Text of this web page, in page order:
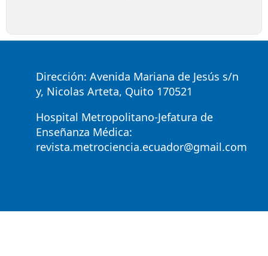
Dirección: Avenida Mariana de Jesús s/n
y, Nicolas Arteta, Quito 170521
Hospital Metropolitano-Jefatura de
Enseñanza Médica:
revista.metrociencia.ecuador@gmail.com